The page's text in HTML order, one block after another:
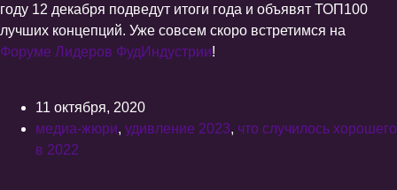
году 12 декабря подведут итоги года и объявят ТОП100
лучших концепций. Уже совсем скоро встретимся на
Форуме Лидеров ФудИндустрии!
11 октября, 2020
медиа-жюри, удивление 2023, что случилось хорошего
в 2022